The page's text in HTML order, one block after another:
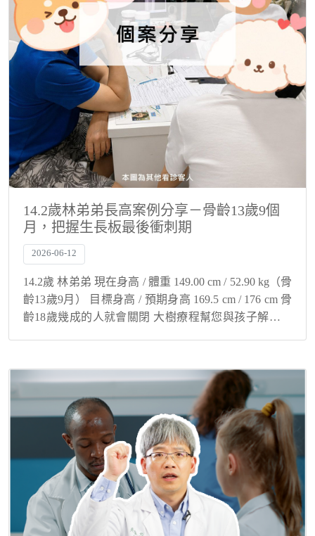
14.2歲林弟弟長高案例分享－骨齡13歲9個
月，把握生長板最後衝刺期
2026-06-12
14.2歲 林弟弟 現在身高 / 體重 149.00 cm / 52.90 kg（骨
齡13歲9月） 目標身高 / 預期身高 169.5 cm / 176 cm 骨
齡18歲幾成的人就會關閉 大樹療程幫您與孩子解決身